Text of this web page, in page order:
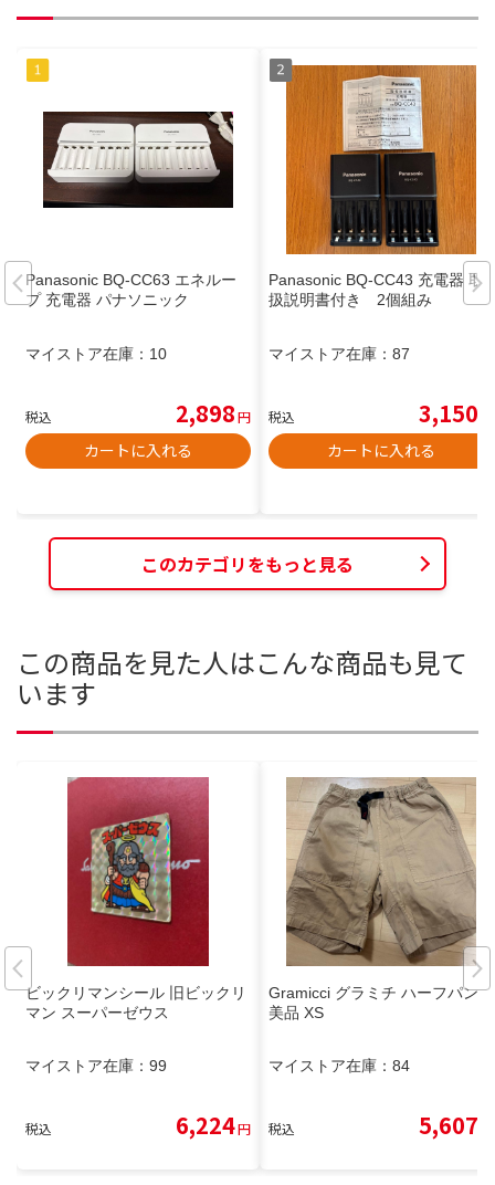
Panasonic BQ-CC63 エネルー
プ 充電器 パナソニック
マイストア在庫： 10
税込 2,898円
カートに入れる
Panasonic BQ-CC43 充電器 取
扱説明書付き 2個組み
マイストア在庫： 87
税込 3,150
カートに入れる
このカテゴリをもっと見る
この商品を見た人はこんな商品も見て
います
ビックリマンシール 旧ビックリ
マン スーパーゼウス
マイストア在庫： 99
税込 6,224円
Gramicci グラミチ ハーフパンツ
美品 XS
マイストア在庫： 84
税込 5,607